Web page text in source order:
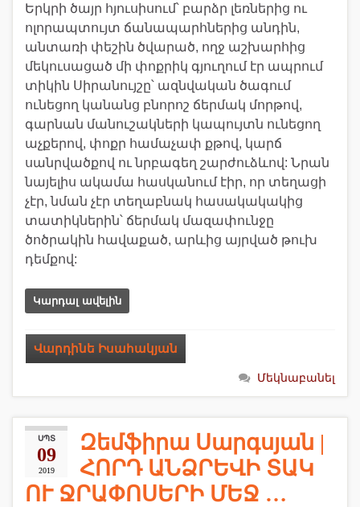
Երկրի ծայր հյուսիսում՝ բարձր լեռներից ու
ոլորապտույտ ճանապարհներից անդին,
անտառի փեշին ծվարած, ողջ աշխարհից
մեկուսացած մի փոքրիկ գյուղում էր ապրում
տիկին Սիրանույշը՝ ազնվական ծագում
ունեցող կանանց բնորոշ ճերմակ մորթով,
գարնան մանուշակների կապույտն ունեցող
աչքերով, փոքր համաչափ քթով, կարճ
սանրվածքով ու նրբագեղ շարժուձևով: Նրան
նայելիս ակամա հասկանում էիր, որ տեղացի
չէր, նման չէր տեղաբնակ հասակակակից
տատիկներին՝ ճերմակ մազափունջը
ծոծրակին հավաքած, արևից այրված թուխ
դեմքով:
Կարդալ ավելին
Վարդինե Իսահակյան
Մեկնաբանել
ՍՊՏ
09
2019
Զեմֆիրա Սարգսյան |
ՀՈՐԴ ԱՆՁՐԵՎԻ ՏԱԿ
ՈՒ ՋՐԱՓՈՍԵՐԻ ՄԵՋ …